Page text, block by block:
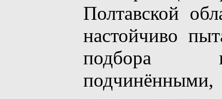
Полтавской
настойчиво
подбора